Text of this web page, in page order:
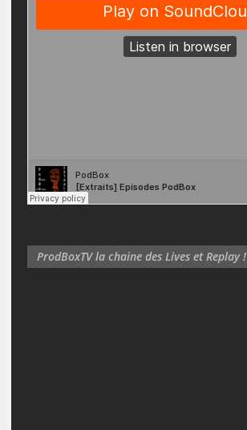
ProdBoxTV la chaine des Lives et Replay !